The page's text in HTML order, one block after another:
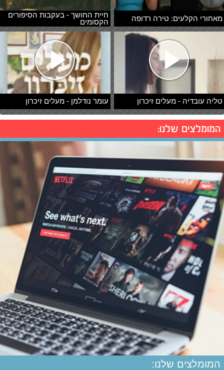
מאחורי הקלעים: טירה רדופה
חיית החושך - בעקבות הסיפורים
הקסומים
טליה עובדיה - מעלים זיכרון עומר נודלמן - מעלים זיכרון
המומלצים שלנו:
המומלצים שלנו: